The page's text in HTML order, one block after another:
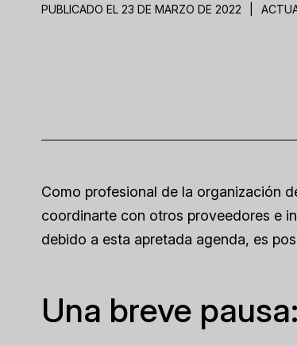
PUBLICADO EL 23 DE MARZO DE 2022
Como profesional de la organización
coordinarte con otros proveedores e
debido a esta apretada agenda, es
Una breve